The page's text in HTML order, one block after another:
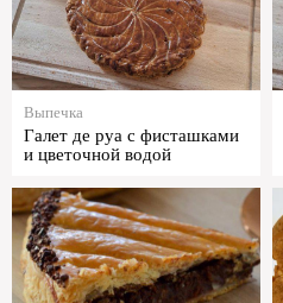
Выпечка
Галет де руа с фисташками
и цветочной водой